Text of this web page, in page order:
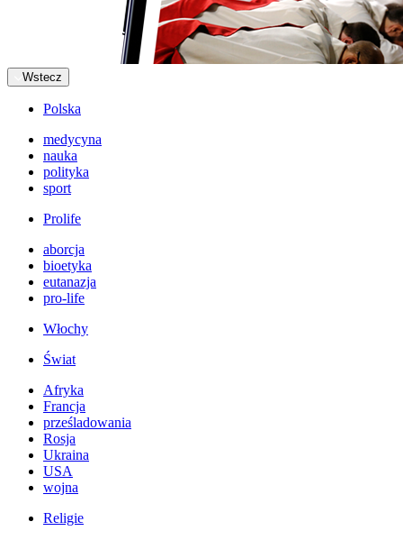
Wstecz
Polska
medycyna
nauka
polityka
sport
Prolife
aborcja
bioetyka
eutanazja
pro-life
Włochy
Świat
Afryka
Francja
prześladowania
Rosja
Ukraina
USA
wojna
Religie